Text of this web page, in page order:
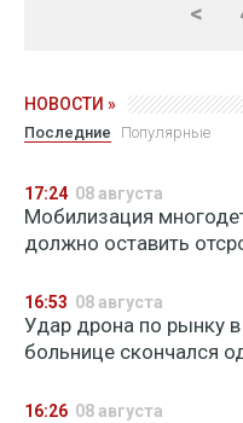
<
НОВОСТИ »
Последние Популярные
17:24 08 августа
Мобилизация
должно оставить
16:53 08 августа
Удар дрона по рынку
больнице скончался
16:26 08 августа